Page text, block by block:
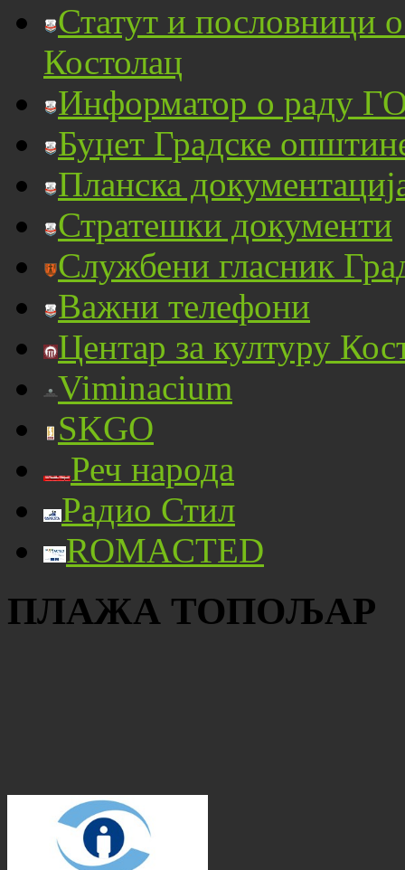
Статут и пословници
Костолац
Информатор о раду
Буџет Градске
Планска
Стратешки документи
Службени гласник
Важни телефони
Центар за културу
Viminacium
SKGO
Реч народа
Радио Стил
ROMACTED
ПЛАЖА ТОПОЉАР